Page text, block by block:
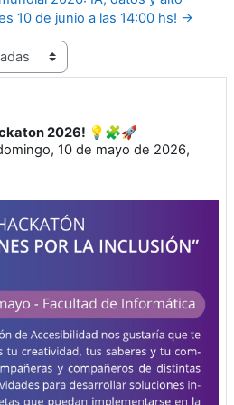
10 de junio a las 14:00 hs! →
2026! 💡🧩🚀
10 de mayo de 2026,